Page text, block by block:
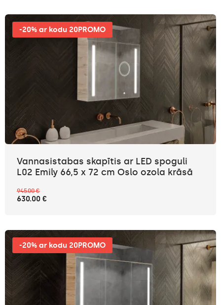
-20% ar kodu 20PROMO
Vannasistabas skapītis ar LED spoguli
L02 Emily 66,5 x 72 cm Oslo ozola krāsā
945.00 €
630.00 €
-20% ar kodu 20PROMO